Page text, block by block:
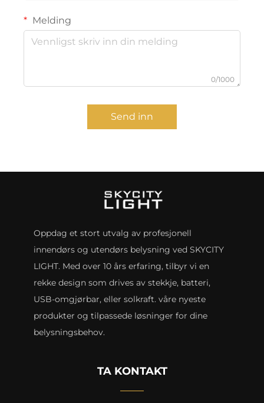
Melding
0/1000
Send inn
Oppdag et stort utvalg av profesjonell
innendørs og utendørs belysning ved SKYCITY
LIGHT. Med over 10 års erfaring, tilbyr vi en
rekke design som drives av stekkje, batteri,
USB-omgjørbar, eller solkraft. våre nyeste
produkter og tilpassede løsninger for dine
belysningsbehov.
TA KONTAKT